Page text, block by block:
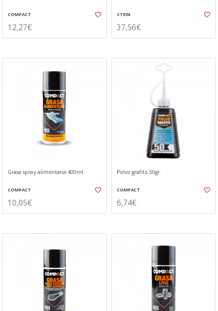
COMPACT
12,27€
STEIN
37,56€
Grasa spray alimentaria 400ml.
COMPACT
10,05€
Polvo grafito 50gr.
COMPACT
6,74€